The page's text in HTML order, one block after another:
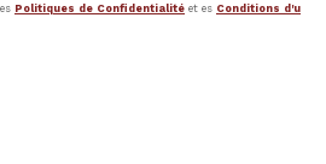
Politiques de Confidentialité et es Conditions d'u